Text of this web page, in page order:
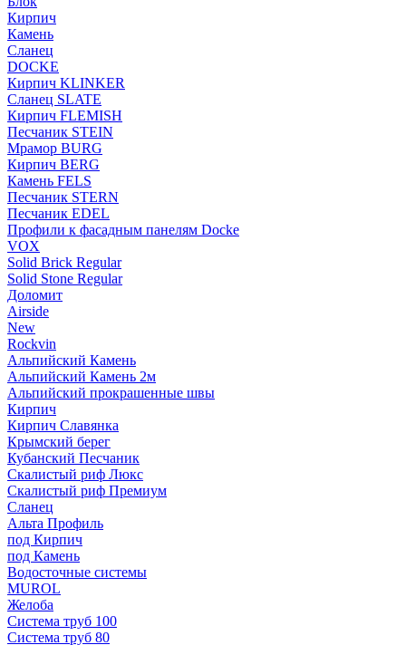
Кирпич
Камень
Сланец
DOCKE
Кирпич KLINKER
Сланец SLATE
Кирпич FLEMISH
Пес­ча­ник STEIN
Мрамор BURG
Кирпич BERG
Камень FELS
Пес­ча­ник STERN
Пес­ча­ник EDEL
Профили к фасадным панелям Docke
VOX
Solid Brick Regular
Solid Stone Regular
Доломит
Airside
New
Rockvin
Альпийский Камень
Альпийский Камень 2м
Альпийский прокрашенные швы
Кирпич
Кирпич Славянка
Крымский берег
Кубанский Песчаник
Скалистый риф Люкс
Скалистый риф Премиум
Сланец
Альта Профиль
под Кирпич
под Камень
Водосточные системы
MUROL
Желоба
Система труб 100
Система труб 80